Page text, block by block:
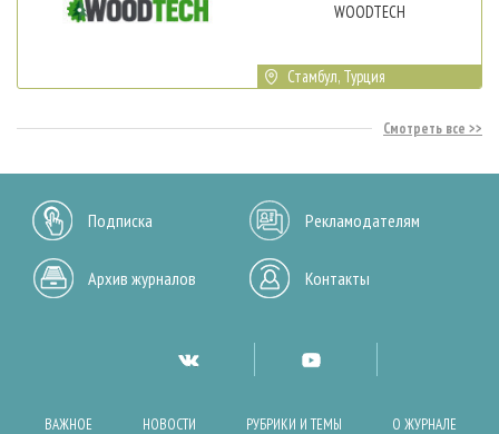
WOODTECH
Стамбул, Турция
Смотреть все
Подписка Рекламодателям
Архив журналов Контакты
ВАЖНОЕ НОВОСТИ РУБРИКИ И ТЕМЫ О ЖУРНАЛЕ